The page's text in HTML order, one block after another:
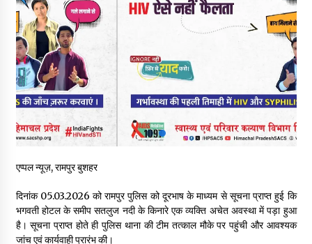
30 बैग की सीमा पर भाजपा का हमला, बोली- कांग्रेस सरकार ने सेब उत्पादकों
की तोड़ी कमर- संदीपनी
07/08/2026
शिमला पुलिस में बड़ी अनुशासनात्मक कार्रवाई, 3 पुलिसकर्मी निलंबित
07/08/2026
6 साल में पीएम नरेंद्र मोदी के विदेश दौरों पर 557 करोड़ खर्च, सरकार ने
रूपी भावा वन्यजीव अभयारण्य में फिर दिखा जंगलों का ‘खामोश पहरेदार’, दुर्लभ
हिमालयन “सीरो” कैमरे में कैद
06/08/2026
एप्पल न्यूज़, रामपुर बुशहर
दिनांक 05.03.2026 को रामपुर पुलिस को दूरभाष के माध्यम से सूचना प्राप्त हुई कि
भगवती होटल के समीप सतलुज नदी के किनारे एक व्यक्ति अचेत अवस्था में पड़ा हुआ
है। सूचना प्राप्त होते ही पुलिस थाना की टीम तत्काल मौके पर पहुंची और आवश्यक
जांच एवं कार्यवाही प्रारंभ की।